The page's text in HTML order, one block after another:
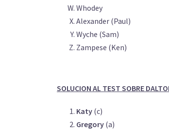
Whodey
Alexander (Paul)
Wyche (Sam)
Zampese (Ken)
SOLUCION AL TEST SOBRE
Katy (c)
Gregory (a)